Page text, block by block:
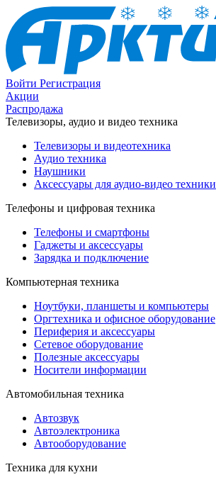
Войти Регистрация
Акции
Распродажа
Телевизоры, аудио и видео техника
Телевизоры и видеотехника
Аудио техника
Наушники
Аксессуары для аудио-видео техники
Телефоны и цифровая техника
Телефоны и смартфоны
Гаджеты и аксессуары
Зарядка и подключение
Компьютерная техника
Ноутбуки, планшеты и компьютеры
Оргтехника и офисное оборудование
Периферия и аксессуары
Cетевое оборудование
Полезные аксессуары
Носители информации
Автомобильная техника
Автозвук
Автоэлектроника
Автооборудование
Техника для кухни